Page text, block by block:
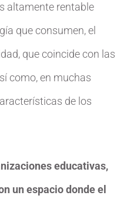
altamente rentable
que consumen, el
que coincide con las
como, en muchas
de los
educativas,
un espacio donde el